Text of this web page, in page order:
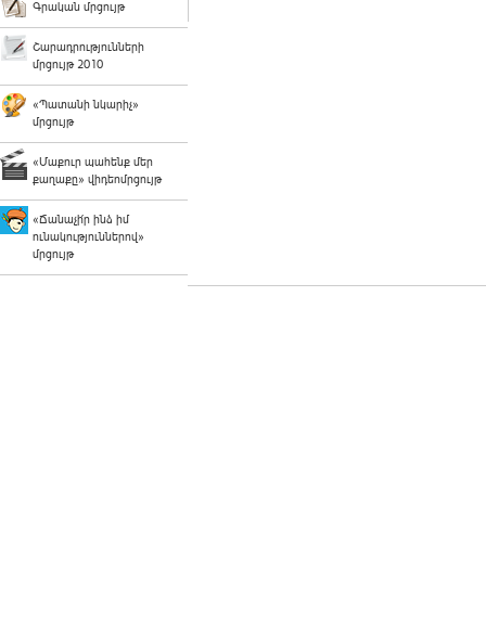
Գրական մրցույթ
Շարադրությունների
մրցույթ 2010
«Պատանի նկարիչ»
մրցույթ
«Մաքուր պահենք մեր
քաղաքը» վիդեոմրցույթ
«Ճանաչի՛ր ինձ իմ
ունակություններով»
մրցույթ